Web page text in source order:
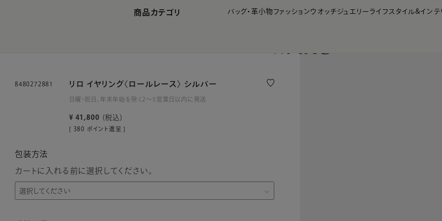
商品カテゴリ バッグ・革小物 ファッションウオッチジュエリー ライフスタイル&インテ
8480272881 リロ イヤリング〈ロールレース〉 シルバー
日曜・祝日、年末年始を除く2～5営業日以内に発送
¥ 41,800 税込
[ 380 ポイント進呈 ]
包装方法
カートに入れる前に選択してください。